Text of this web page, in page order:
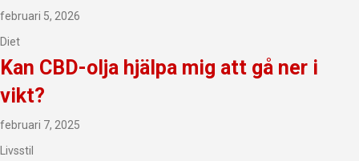
februari 5, 2026
Diet
Kan CBD-olja hjälpa mig att gå ner i
vikt?
februari 7, 2025
Livsstil